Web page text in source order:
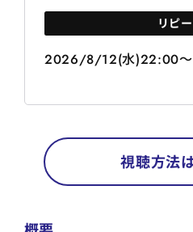
リピ
2026/8/12(水)22:00
視聴方法